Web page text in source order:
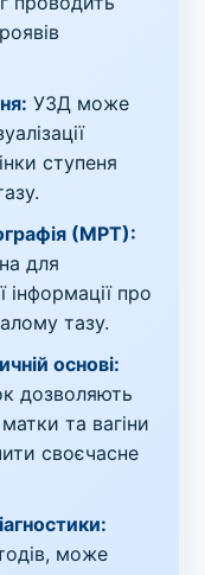
УЗД може
ступеня
(МРТ):
для
інформації про
тазу.
основі:
дозволяють
та вагіни
своєчасне
може